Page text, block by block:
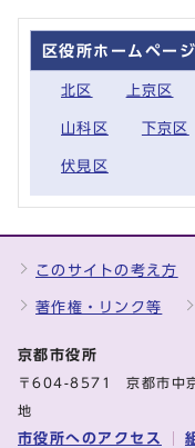
区役所ホームページ
北区 上京区
山科区 下京区
伏見区
このサイトの考え方
著作権・リンク等
京都市役所
〒604-8571 京都市中京
地
市役所へのアクセス